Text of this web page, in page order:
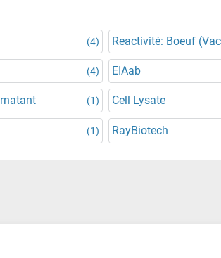
(4) Reactivité: Boeuf
(4) EIAab
(1) Cell Lysate
(1) RayBiotech